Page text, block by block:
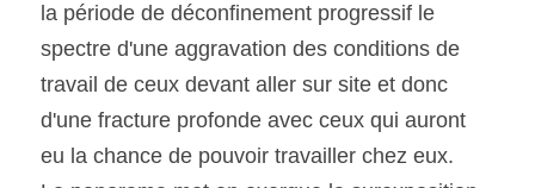
la période de déconfinement progressif le
spectre d'une aggravation des conditions de
travail de ceux devant aller sur site et donc
d'une fracture profonde avec ceux qui auront
eu la chance de pouvoir travailler chez eux.